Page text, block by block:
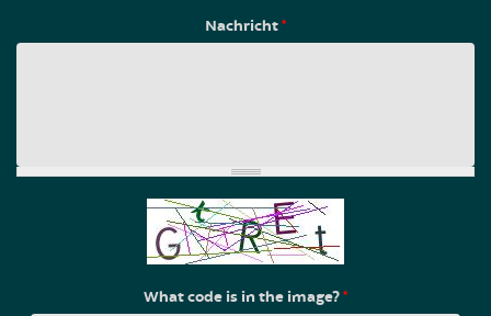
Nachricht*
What code is in the image?*